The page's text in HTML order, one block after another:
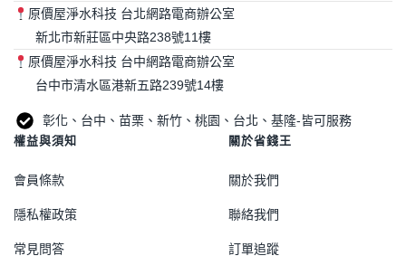
原價屋淨水科技 台北網路電商辦公室
新北市新莊區中央路238號11樓
原價屋淨水科技 台中網路電商辦公室
台中市清水區港新五路239號14樓
彰化、台中、苗栗、新竹、桃園、台北、基隆-皆可服務
權益與須知
會員條款
隱私權政策
常見問答
關於省錢王
關於我們
聯絡我們
訂單追蹤